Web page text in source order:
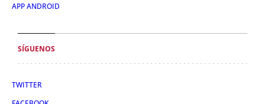
APP ANDROID
SÍGUENOS
TWITTER